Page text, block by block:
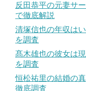
反田恭平の元妻サ
で徹底解説
清塚信也の年収は
を調査
髙木雄也の彼女は
を調査
恒松祐里の結婚の
徹底調査